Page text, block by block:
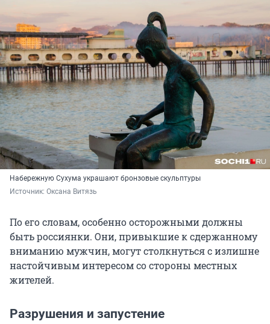
Набережную Сухума украшают бронзовые скульптуры
Источник: Оксана Витязь
По его словам, особенно осторожными должны
быть россиянки. Они, привыкшие к сдержанному
вниманию мужчин, могут столкнуться с излишне
настойчивым интересом со стороны местных
жителей.
Разрушения и запустение